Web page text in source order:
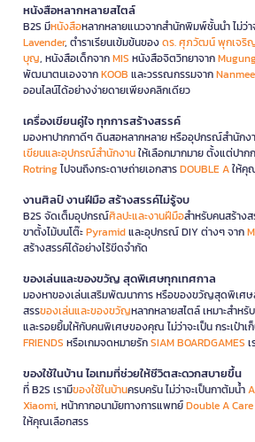
หนังสือหลากหลายสไตล์
B2S มีหนังสือหลากหลายแนวจากสำนักพิมพ์ชั้นนำ ไม่ว่
Lavender, ตำราเรียนเข้มข้นของดร. ศุภวัฒน์ พุกเจริ
บุญ, หนังสือเด็กจากMIS หนังสือจิตวิทยาจาก
พัฒนาตนเองจากKOOB และวรรณกรรมจาก
ออนไลน์ได้อย่างง่ายดายเพียงคลิกเดียว
เครื่องเขียนคู่ใจ ทุกการสร้างสรรค์
มองหาปากกาดีๆ ดินสอหลากหลาย หรืออุปกรณ์สำนักง
เขียนและอุปกรณ์สำนักงานให้เลือกมากมาย ตั้งแต่ปาก
Rotringไปจนถึงกระดาษถ่ายเอกสารDOUBLE Aให้คุ
งานศิลป์ งานฝีมือ สร้างสรรค์ไม่รู้จบ
B2S จัดเต็มอุปกรณ์ศิลปะและงานฝีมือสำหรับคนสร้าง
ขาตั้งไม้บนโต๊ะPyramidและอุปกรณ์ DIY ต่างๆ จาก
สร้างสรรค์ได้อย่างไร้ขีดจำกัด
ของเล่นและของขวัญ สุดพิเศษทุกเทศกาล
มองหาของเล่นเสริมพัฒนาการ หรือของขวัญสุดพิเศษ
สรรของเล่นและของขวัญหลากหลายสไตล์ เหมาะสำห
และรอยยิ้มให้กับคนพิเศษของคุณ ไม่ว่าจะเป็น กระเป๋า
FRIENDS หรือเกมจดหมายรักSIAM BOARDGAMES
ของใช้ในบ้าน ไอเทมที่ช่วยให้ชีวิตสะดวกสบายขึ้น
ที่ B2S เรามีของใช้ในบ้านครบครัน ไม่ว่าจะเป็นกาต้มน้ำ
Xiaomi, หน้ากากอนามัยทางการแพทย์Double A Care
ให้คุณเลือกสรร